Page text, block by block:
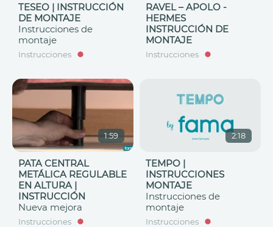
TESEO | INSTRUCCIÓN
DE MONTAJE
Instrucciones de
montaje
Instrucciones
RAVEL – APOLO -
HERMES
INSTRUCCIÓN DE
MONTAJE
Instrucciones
1:59
PATA CENTRAL
METÁLICA REGULABLE
EN ALTURA |
INSTRUCCIÓN
Nueva mejora
Instrucciones
2:18
TEMPO |
INSTRUCCIONES
MONTAJE
Instrucciones de
montaje
Instrucciones